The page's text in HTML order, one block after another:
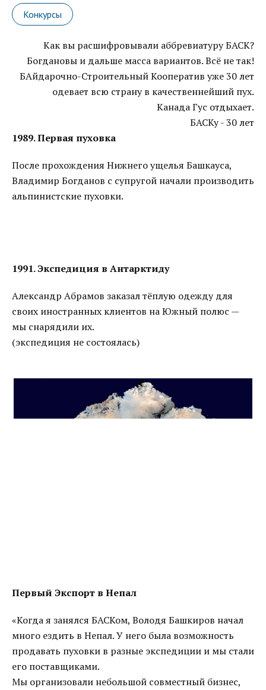
Конкурсы
Как вы расшифровывали аббревиатуру БАСК?
Богдановы и дальше масса вариантов. Всё не так!
БАйдарочно-Строительный Кооператив уже 30 лет
одевает всю страну в качественнейший пух.
Канада Гус отдыхает.
БАСКу - 30 лет
1989. Первая пуховка
После прохождения Нижнего ущелья Башкауса,
Владимир Богданов с супругой начали производить
альпинистские пуховки.
1991. Экспедиция в Антарктиду
Александр Абрамов заказал тёплую одежду для
своих иностранных клиентов на Южный полюс —
мы снарядили их.
(экспедиция не состоялась)
Первый Экспорт в Непал
«Когда я занялся БАСКом, Володя Башкиров начал
много ездить в Непал. У него была возможность
продавать пуховки в разные экспедиции и мы стали
его поставщиками.
Мы организовали небольшой совместный бизнес,